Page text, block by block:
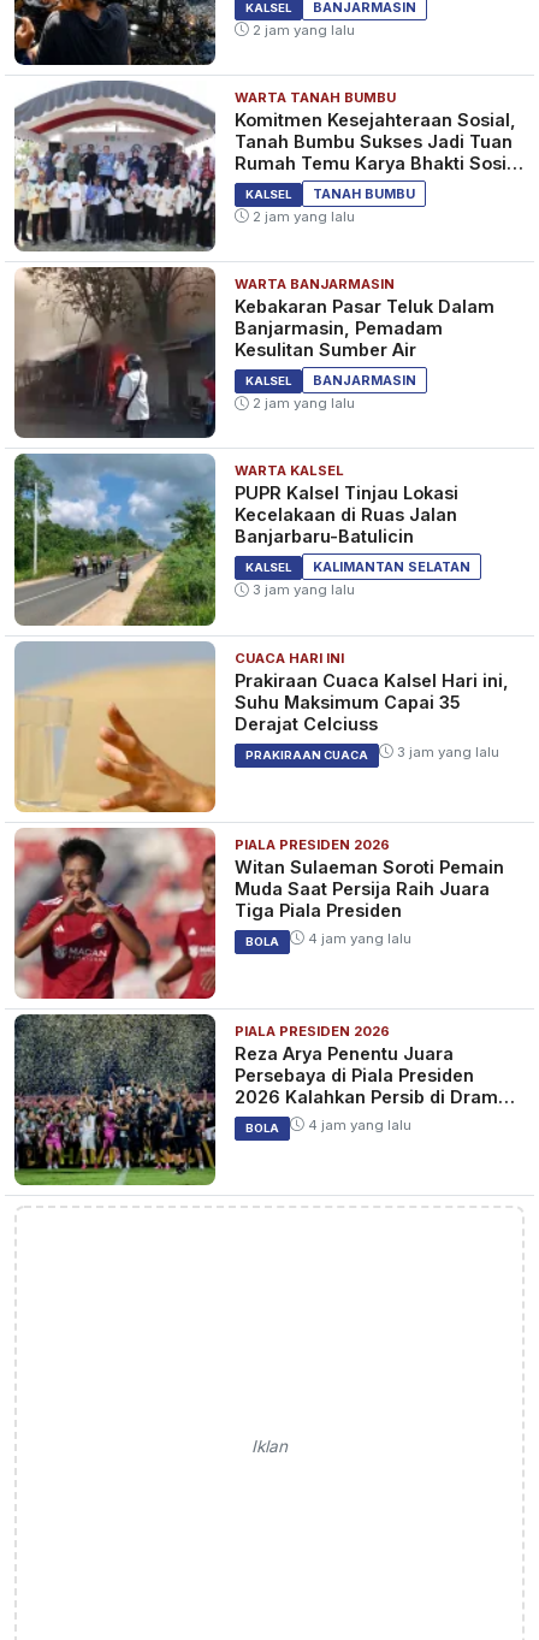
Dinas PUPR Kalsel Latih Admin
Monjaki, Berperan Input Data
dan Realisasi Keuangan Proyek
KALSEL 1 tahun yang lalu
DPRD Kalsel Minta Pemprov
Lakukan Normalisasi Sungai
untuk Atasi Banjir
KALSEL 1 tahun yang lalu
KALSEL
BANJARMASIN
2 jam yang lalu
WARTA TANAH BUMBU
Komitmen Kesejahteraan Sosial,
Tanah Bumbu Sukses Jadi Tuan
Rumah Temu Karya Bhakti Sosial
PSM Ke-23
KALSEL
TANAH BUMBU
2 jam yang lalu
WARTA BANJARMASIN
Kebakaran Pasar Teluk Dalam
Banjarmasin, Pemadam
Kesulitan Sumber Air
KALSEL
BANJARMASIN
2 jam yang lalu
WARTA KALSEL
PUPR Kalsel Tinjau Lokasi
Kecelakaan di Ruas Jalan
Banjarbaru-Batulicin
KALSEL
KALIMANTAN SELATAN
3 jam yang lalu
CUACA HARI INI
Prakiraan Cuaca Kalsel Hari ini,
Suhu Maksimum Capai 35
Derajat Celciuss
PRAKIRAAN CUACA 3 jam yang lalu
PIALA PRESIDEN 2026
Witan Sulaeman Soroti Pemain
Muda Saat Persija Raih Juara
Tiga Piala Presiden
BOLA 4 jam yang lalu
PIALA PRESIDEN 2026
Reza Arya Penentu Juara
Persebaya di Piala Presiden
2026 Kalahkan Persib di Drama
Adu Penalti
BOLA 4 jam yang lalu
Iklan